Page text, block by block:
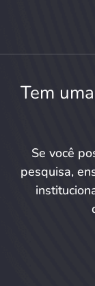
Tem
Se você
pesquisa,